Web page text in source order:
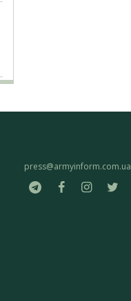
press@armyinform.com.ua